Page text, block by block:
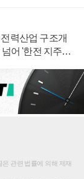
력산업 구조개
어 '한전 지주사'
관련 법률에 의해 제재